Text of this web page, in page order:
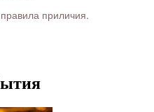
приличия.